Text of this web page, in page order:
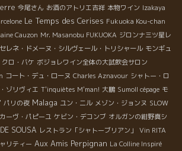
今尾さん お酒のアトリエ吉祥 本物ワイン Izakaya
Le Temps des Cerises Fukuoka Kou-chan
Cauzon Mr. Masanobu FUKUOKA ジロンナ三ツ星レ
セレネ・ドメーヌ・シルヴェール・トリシャール モンギュ
クロ・バケ ボジョレワイン全体の大試飲会サロン
コート・デュ・ローヌ Charles Aznavour シャトー・ロ
ゾリヴィエ T'inquiètes M'man! 大鵬 Sumoll cépage モ
パリの夜 Malaga ユン・ニル メゾン・ジョンヌ SLOW
ーヴ・パピーユ ケビン・デコンブ オルガンの紺野真シ
SOUSA レストラン「シャトーブリアン」
Vin RITA
リティー Aux Amis Perpignan La Colline Inspiré